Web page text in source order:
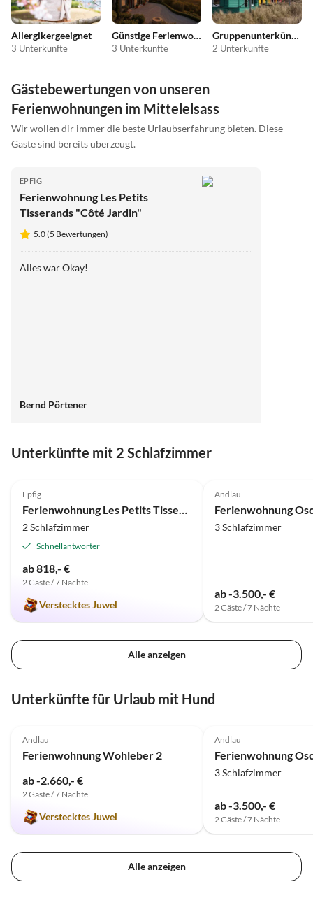
Allergikergeeignet
3 Unterkünfte
Günstige Ferienwohnungen
3 Unterkünfte
Gruppenunterkünfte
2 Unterkünfte
Gästebewertungen von unseren
Ferienwohnungen im Mittelelsass
Wir wollen dir immer die beste Urlaubserfahrung bieten. Diese
Gäste sind bereits überzeugt.
EPFIG
Ferienwohnung Les Petits
Tisserands "Côté Jardin"
5.0 (5 Bewertungen)
Alles war Okay!
Bernd Pörtener
Unterkünfte mit 2 Schlafzimmer
Epfig
Ferienwohnung Les Petits Tisserands "Côté Jardin"
2 Schlafzimmer
Schnellantworter
ab 818,- €
2 Gäste / 7 Nächte
Verstecktes Juwel
Andlau
Ferienwohnung
3 Schlafzimmer
ab -3.500,- €
2 Gäste / 7 Nächte
Alle anzeigen
Unterkünfte für Urlaub mit Hund
Andlau
Ferienwohnung Wohleber 2
ab -2.660,- €
2 Gäste / 7 Nächte
Verstecktes Juwel
Andlau
Ferienwohnung
3 Schlafzimmer
ab -3.500,- €
2 Gäste / 7 Nächte
Alle anzeigen